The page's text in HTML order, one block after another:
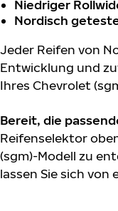
Niedriger
Nordisch
Jeder Reifen von
Entwicklung und
Ihres Chevrolet
Bereit, die
Reifenselektor
(sgm)-Modell zu
lassen Sie sich von